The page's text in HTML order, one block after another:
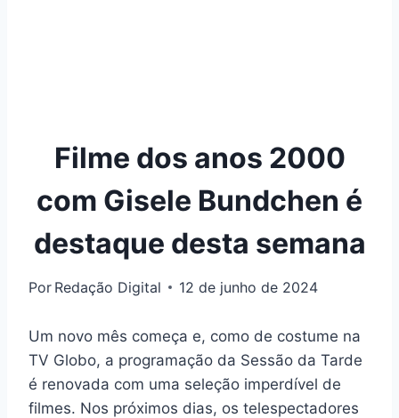
Filme dos anos 2000
com Gisele Bundchen é
destaque desta semana
Por Redação Digital 12 de junho de 2024
Um novo mês começa e, como de costume na
TV Globo, a programação da Sessão da Tarde
é renovada com uma seleção imperdível de
filmes. Nos próximos dias, os telespectadores